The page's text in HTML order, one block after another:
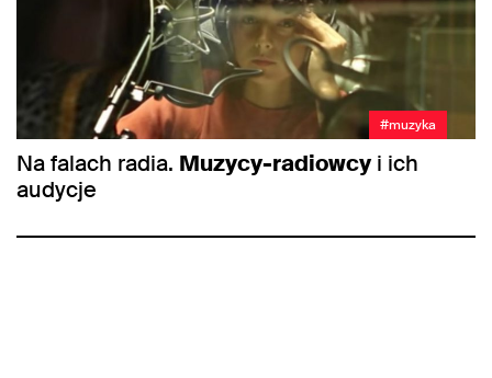
#muzyka
Na falach radia. Muzycy-radiowcy i ich
audycje